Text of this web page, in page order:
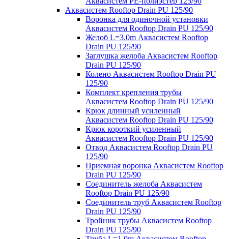
Аквасистем Rooftop Drain PU 125/90
Воронка для одиночной установки
Аквасистем Rooftop Drain PU 125/90
Желоб L=3.0m Аквасистем Rooftop
Drain PU 125/90
Заглушка желоба Аквасистем Rooftop
Drain PU 125/90
Колено Аквасистем Rooftop Drain PU
125/90
Комплект крепления трубы
Аквасистем Rooftop Drain PU 125/90
Крюк длинный усиленный
Аквасистем Rooftop Drain PU 125/90
Крюк короткий усиленный
Аквасистем Rooftop Drain PU 125/90
Отвод Аквасистем Rooftop Drain PU
125/90
Приемная воронка Аквасистем Rooftop
Drain PU 125/90
Соединитель желоба Аквасистем
Rooftop Drain PU 125/90
Соединитель труб Аквасистем Rooftop
Drain PU 125/90
Тройник трубы Аквасистем Rooftop
Drain PU 125/90